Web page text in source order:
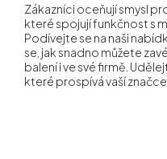
Zákazníci oceňují smysl
které spojují funkčnost s
Podívejte se na naši
se, jak snadno můžete
balení i ve své firmě.
které prospívá vaší